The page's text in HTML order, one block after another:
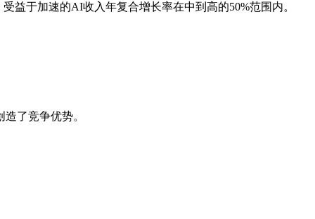
益于加速的AI收入年复合增长率在中到高的50%范围内。
了竞争优势。